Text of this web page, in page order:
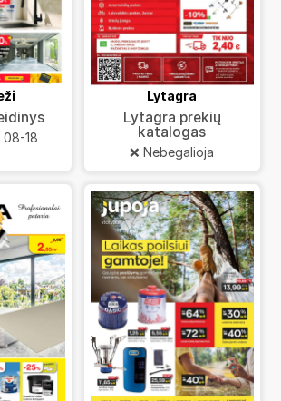
18
Lytagra
Lytagra prekių
katalogas
❌ Nebegalioja